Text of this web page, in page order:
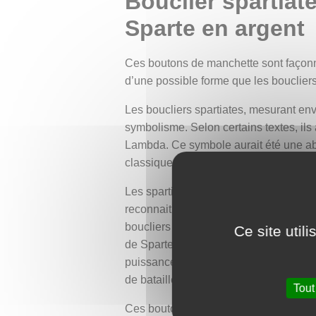
Sparte en argent
Ces boutons de manchette sont
d’une possible forme que les
Les boucliers spartiates, mesurant
symbolisme. Selon certains textes,
Lambda. Ce symbole aurait été une
classique.
Les spartiates auraient commencés
reconnaitre plus facilement sur le
boucliers des hoplites spartiates, les
de Sparte. Cette image renvoie à la
puissance reposait sur l’unité de la
de bataille.
Ces boutons de manchette ont été
Ce site